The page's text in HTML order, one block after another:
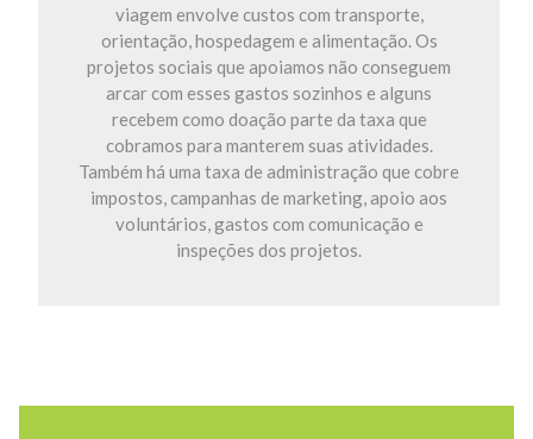
viagem envolve custos com transporte,
orientação, hospedagem e alimentação. Os
projetos sociais que apoiamos não conseguem
arcar com esses gastos sozinhos e alguns
recebem como doação parte da taxa que
cobramos para manterem suas atividades.
Também há uma taxa de administração que cobre
impostos, campanhas de marketing, apoio aos
voluntários, gastos com comunicação e
inspeções dos projetos.